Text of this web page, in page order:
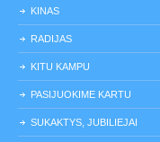
KINAS
RADIJAS
KITU KAMPU
PASIJUOKIME KARTU
SUKAKTYS, JUBILIEJAI